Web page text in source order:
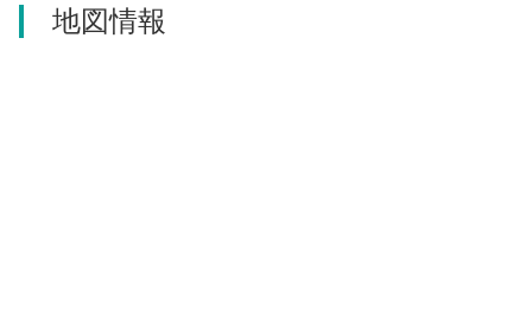
函南町
地図情報